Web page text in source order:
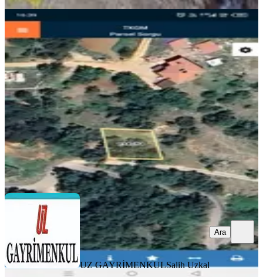
Bursa Osmangazi Kirazlı Köyü'nde
Satılık Arsa
Osmangazi, Kirazlı Mahallesi
322 m²·8.385/m²·14.10.2025
2.700.000 ₺
UZ GAYRİMENKULSalih Uzkal
Ara
UZ GAYRİMENKULSalih Uzkal
Ara